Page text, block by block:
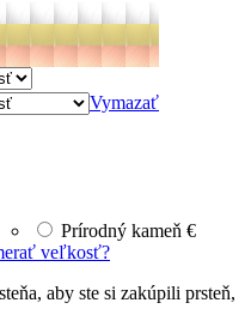
Vymazať
Prírodný kameň €
veľkosť?
aby ste si zakúpili prsteň,